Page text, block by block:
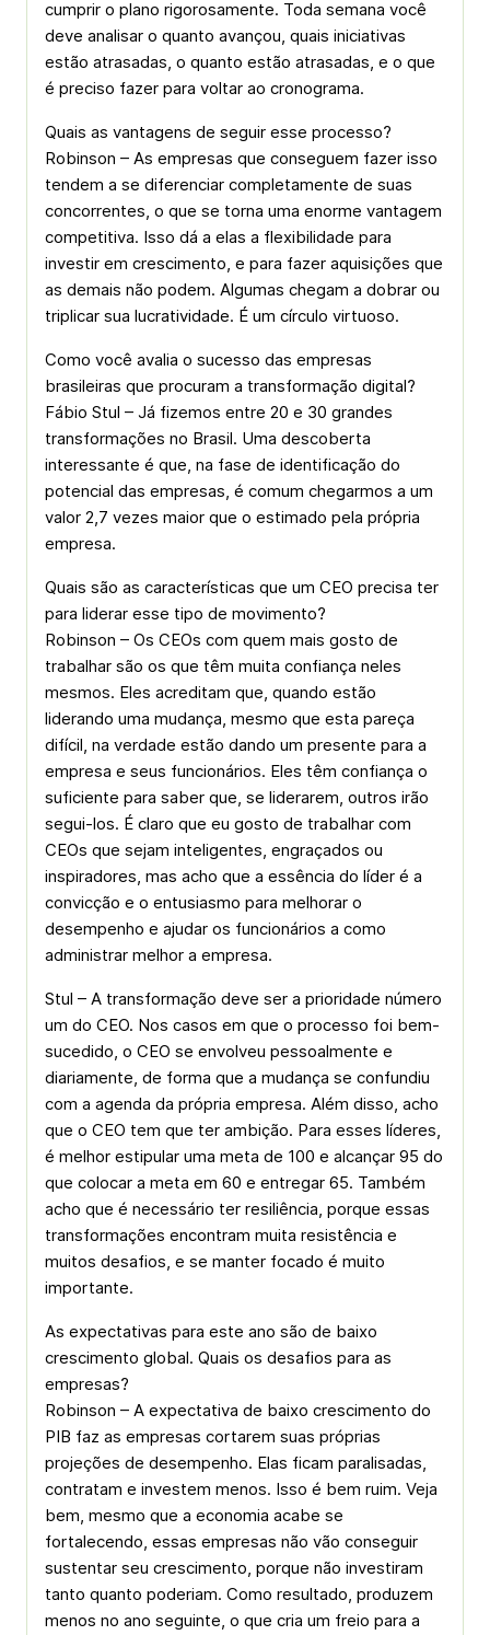
cumprir o plano rigorosamente. Toda semana você
deve analisar o quanto avançou, quais iniciativas
estão atrasadas, o quanto estão atrasadas, e o que
é preciso fazer para voltar ao cronograma.
Quais as vantagens de seguir esse processo?
Robinson – As empresas que conseguem fazer isso
tendem a se diferenciar completamente de suas
concorrentes, o que se torna uma enorme vantagem
competitiva. Isso dá a elas a flexibilidade para
investir em crescimento, e para fazer aquisições que
as demais não podem. Algumas chegam a dobrar ou
triplicar sua lucratividade. É um círculo virtuoso.
Como você avalia o sucesso das empresas
brasileiras que procuram a transformação digital?
Fábio Stul – Já fizemos entre 20 e 30 grandes
transformações no Brasil. Uma descoberta
interessante é que, na fase de identificação do
potencial das empresas, é comum chegarmos a um
valor 2,7 vezes maior que o estimado pela própria
empresa.
Quais são as características que um CEO precisa ter
para liderar esse tipo de movimento?
Robinson – Os CEOs com quem mais gosto de
trabalhar são os que têm muita confiança neles
mesmos. Eles acreditam que, quando estão
liderando uma mudança, mesmo que esta pareça
difícil, na verdade estão dando um presente para a
empresa e seus funcionários. Eles têm confiança o
suficiente para saber que, se liderarem, outros irão
segui-los. É claro que eu gosto de trabalhar com
CEOs que sejam inteligentes, engraçados ou
inspiradores, mas acho que a essência do líder é a
convicção e o entusiasmo para melhorar o
desempenho e ajudar os funcionários a como
administrar melhor a empresa.
Stul – A transformação deve ser a prioridade número
um do CEO. Nos casos em que o processo foi bem-
sucedido, o CEO se envolveu pessoalmente e
diariamente, de forma que a mudança se confundiu
com a agenda da própria empresa. Além disso, acho
que o CEO tem que ter ambição. Para esses líderes,
é melhor estipular uma meta de 100 e alcançar 95 do
que colocar a meta em 60 e entregar 65. Também
acho que é necessário ter resiliência, porque essas
transformações encontram muita resistência e
muitos desafios, e se manter focado é muito
importante.
As expectativas para este ano são de baixo
crescimento global. Quais os desafios para as
empresas?
Robinson – A expectativa de baixo crescimento do
PIB faz as empresas cortarem suas próprias
projeções de desempenho. Elas ficam paralisadas,
contratam e investem menos. Isso é bem ruim. Veja
bem, mesmo que a economia acabe se
fortalecendo, essas empresas não vão conseguir
sustentar seu crescimento, porque não investiram
tanto quanto poderiam. Como resultado, produzem
menos no ano seguinte, o que cria um freio para a